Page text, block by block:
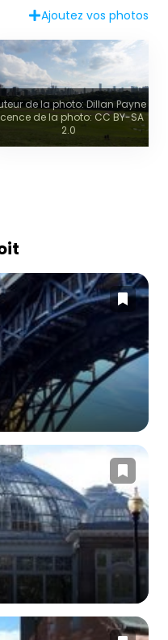
Ajoutez vos photos
de la photo: Dillan Payne
de la photo: CC BY-SA
2.0